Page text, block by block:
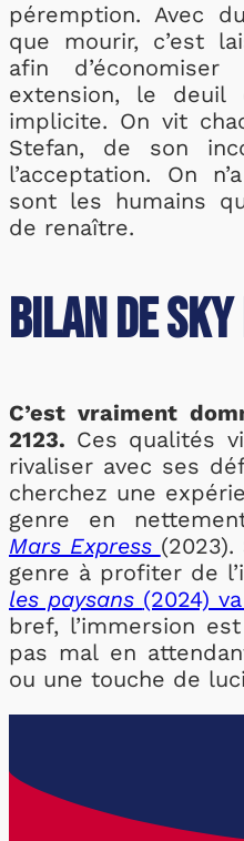
péremption. Avec
que mourir, c’est
afin
extension, le
implicite. On vit
Stefan, de son
l’acceptation. On
sont les humains
de renaître.
Bilan de Sky
C’est vraiment
2123. Ces qualités
rivaliser avec ses
cherchez une
genre en
Mars Express
genre à profiter de
les paysans (2024)
bref, l’immersion
pas mal en
ou une touche de